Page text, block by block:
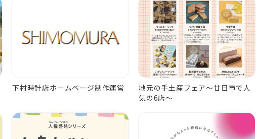
下村時計店ホームページ制作運営
地元の手土産フェア～廿日市で人
気の6店～